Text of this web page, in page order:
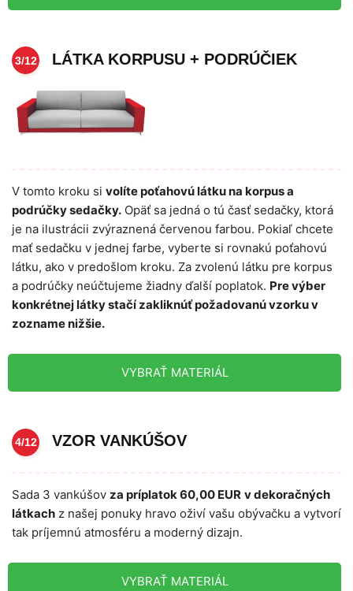
3/12 LÁTKA KORPUSU + PODRÚČIEK
V tomto kroku si volíte poťahovú látku na korpus a
podrúčky sedačky. Opäť sa jedná o tú časť sedačky, ktorá
je na ilustrácii zvýraznená červenou farbou. Pokiaľ chcete
mať sedačku v jednej farbe, vyberte si rovnakú poťahovú
látku, ako v predošlom kroku. Za zvolenú látku pre korpus
a podrúčky neúčtujeme žiadny ďalší poplatok. Pre výber
konkrétnej látky stačí zakliknúť požadovanú vzorku v
zozname nižšie.
VYBRAŤ MATERIÁL
4/12 VZOR VANKÚŠOV
Sada 3 vankúšov za príplatok 60,00 EUR v dekoračných
látkach z našej ponuky hravo oživí vašu obývačku a vytvorí
tak príjemnú atmosféru a moderný dizajn.
VYBRAŤ MATERIÁL